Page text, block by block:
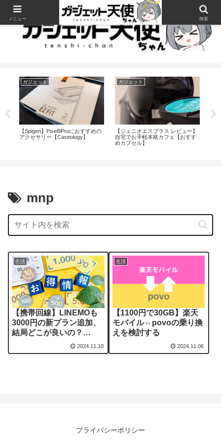
ガジェット
【Spigen】Pixel9Proにおすすめの
アクセサリー【Caseology】
ガジェット
【ジェニオエスプラス レビュー】
自宅でお手軽本格カフェ【おすす
めカプセル】
mnp
生活
【携帯回線】LINEMOも
3000円の新プラン追加、
結局どこが良いの？
【povo/ahamo/楽天モバ
イル】
2024.11.10
生活
【1100円で30GB】楽天
モバイル⇔povoの乗り換
えを検討する
2024.11.06
プライバシーポリシー
メニュー 検索